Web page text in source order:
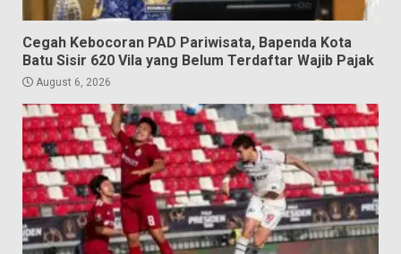
Cegah Kebocoran PAD Pariwisata, Bapenda Kota
Batu Sisir 620 Vila yang Belum Terdaftar Wajib Pajak
August 6, 2026